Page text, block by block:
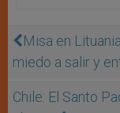
Misa en
miedo a salir y
Chile: El Santo